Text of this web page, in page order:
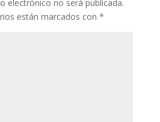
electrónico no será publicada.
están marcados con *